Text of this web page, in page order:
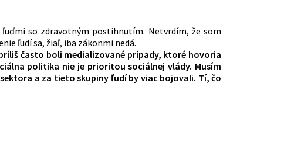
so zdravotným postihnutím. Netvrdím, že som
ľudí sa, žiaľ, iba zákonmi nedá.
často boli medializované prípady, ktoré hovoria
politika nie je prioritou sociálnej vlády. Musím
a za tieto skupiny ľudí by viac bojovali. Tí, čo